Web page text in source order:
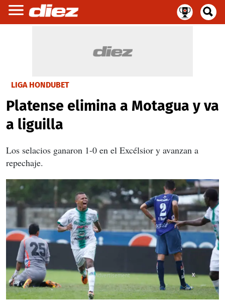
LIGA HONDUBET
Platense elimina a Motagua y va
a liguilla
Los selacios ganaron 1-0 en el Excélsior y avanzan a
repechaje.
X